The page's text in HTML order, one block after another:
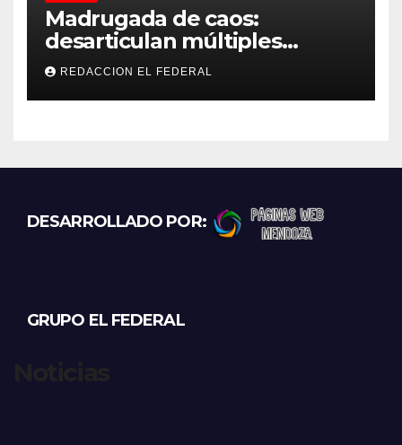
Madrugada de caos:
desarticulan múltiples
“rodadas” y detienen a
motociclistas violentos
REDACCION EL FEDERAL
DESARROLLADO POR:
GRUPO EL FEDERAL